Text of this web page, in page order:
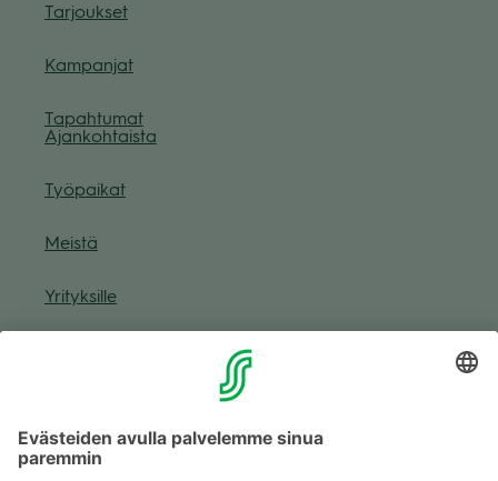
Tar­jouk­set
Kam­pan­jat
Tapah­tu­mat
Ajan­koh­taista
Työ­pai­kat
Meistä
Yri­tyk­sille
Muuta eväs­tea­se­tuk­sia & eväs­tein­for­maa­tio
Tie­to­suo­ja­se­loste (Arina)